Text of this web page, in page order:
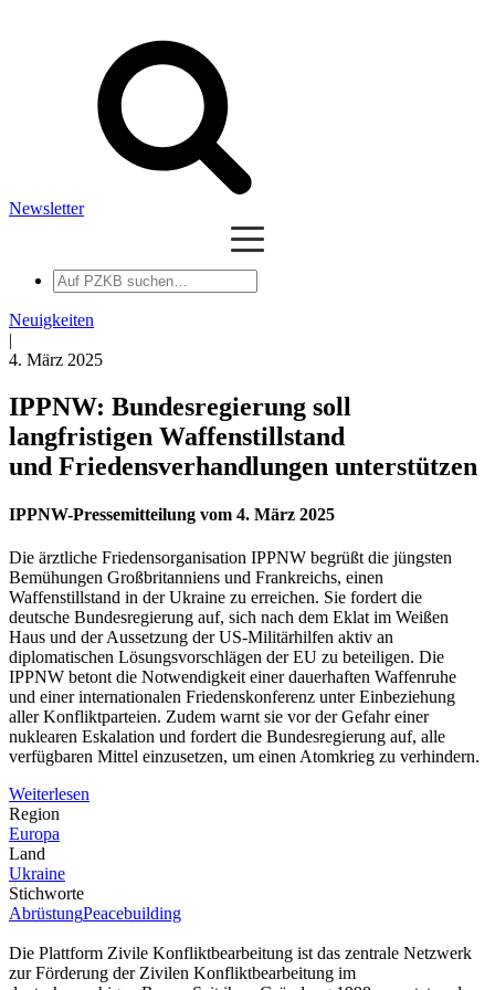
Newsletter
Auf
PZKB
suchen
Neuigkeiten
|
4. März 2025
IPPNW: Bundesregierung soll
langfristigen Waffenstillstand
und Friedensverhandlungen unterstützen
IPPNW-Pressemitteilung vom 4. März 2025
Die ärztliche Friedensorganisation IPPNW begrüßt die jüngsten
Bemühungen Großbritanniens und Frankreichs, einen
Waffenstillstand in der Ukraine zu erreichen. Sie fordert die
deutsche Bundesregierung auf, sich nach dem Eklat im Weißen
Haus und der Aussetzung der US-Militärhilfen aktiv an
diplomatischen Lösungsvorschlägen der EU zu beteiligen. Die
IPPNW betont die Notwendigkeit einer dauerhaften Waffenruhe
und einer internationalen Friedenskonferenz unter Einbeziehung
aller Konfliktparteien. Zudem warnt sie vor der Gefahr einer
nuklearen Eskalation und fordert die Bundesregierung auf, alle
verfügbaren Mittel einzusetzen, um einen Atomkrieg zu verhindern.
Weiterlesen
Region
Europa
Land
Ukraine
Stichworte
AbrüstungPeacebuilding
Die Plattform Zivile Konfliktbearbeitung ist das zentrale Netzwerk
zur Förderung der Zivilen Konfliktbearbeitung im